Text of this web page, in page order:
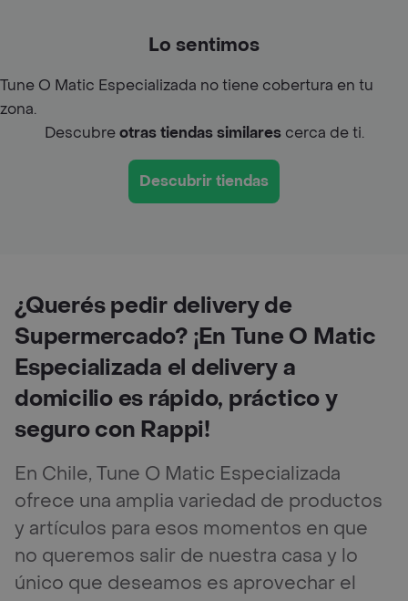
Lo sentimos
Tune O Matic Especializada no tiene cobertura en tu
zona.
Descubreotras tiendas similarescerca de ti.
Descubrir tiendas
¿Querés pedir delivery de
Supermercado? ¡En Tune O Matic
Especializada el delivery a
domicilio es rápido, práctico y
seguro con Rappi!
En Chile, Tune O Matic Especializada
ofrece una amplia variedad de productos
y artículos para esos momentos en que
no queremos salir de nuestra casa y lo
único que deseamos es aprovechar el